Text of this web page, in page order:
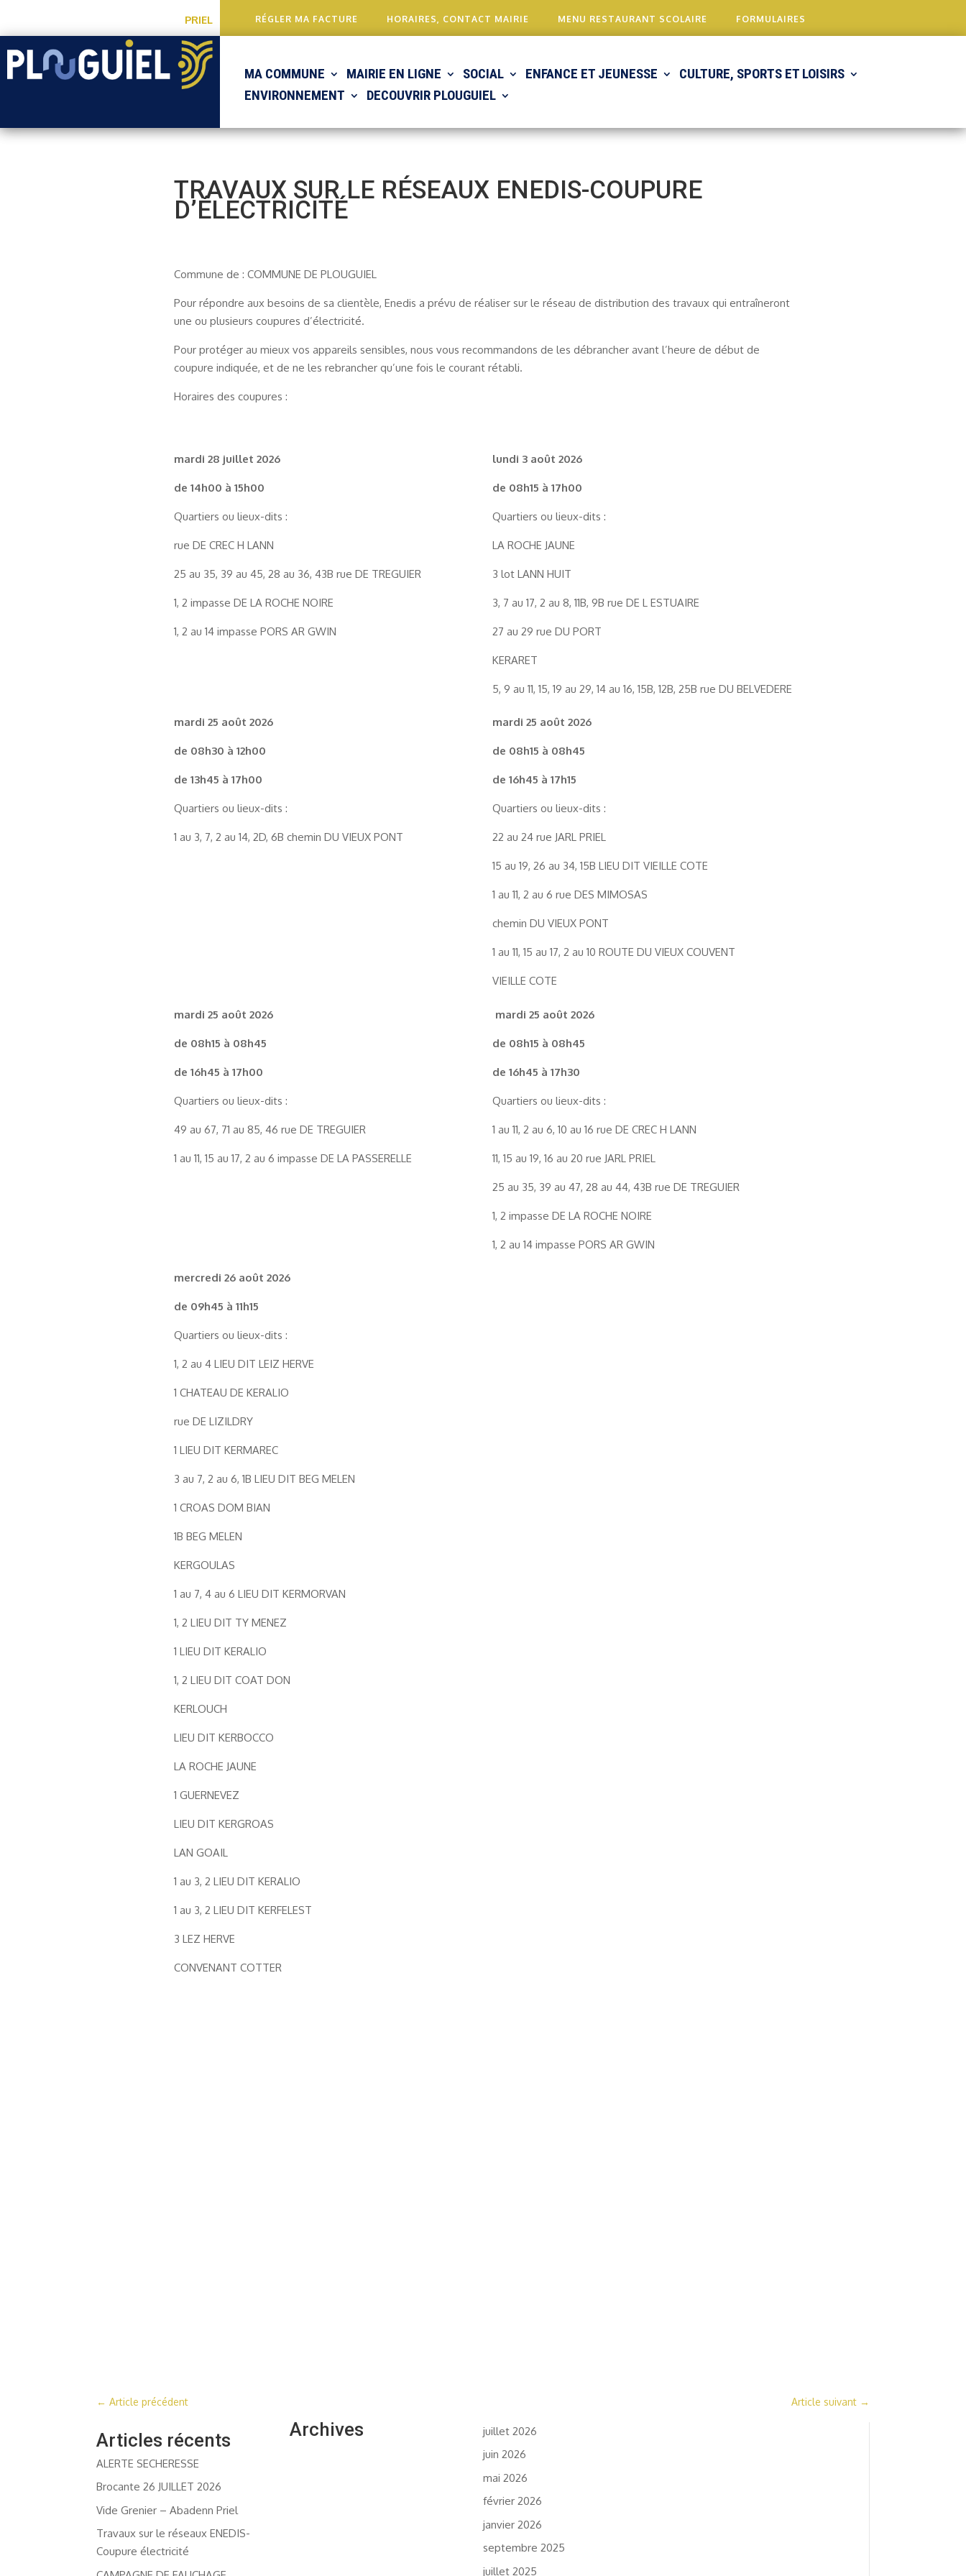
PRIEL RÉGLER MA FACTURE HORAIRES, CONTACT MAIRIE MENU RESTAURANT SCOLAIRE FORMULAIRES
MA COMMUNE MAIRIE EN LIGNE SOCIAL ENFANCE ET JEUNESSE
CULTURE, SPORTS ET LOISIRS
ENVIRONNEMENT
DECOUVRIR PLOUGUIEL
TRAVAUX SUR LE RÉSEAUX ENEDIS-COUPURE
D’ÉLECTRICITÉ
Commune de : COMMUNE DE PLOUGUIEL
Pour répondre aux besoins de sa clientèle, Enedis a prévu de réaliser sur le réseau de distribution des travaux qui entraîneront
une ou plusieurs coupures d’électricité.
Pour protéger au mieux vos appareils sensibles, nous vous recommandons de les débrancher avant l’heure de début de
coupure indiquée, et de ne les rebrancher qu’une fois le courant rétabli.
Horaires des coupures :
mardi 28 juillet 2026
de 14h00 à 15h00
Quartiers ou lieux-dits :
rue DE CREC H LANN
25 au 35, 39 au 45, 28 au 36, 43B rue DE TREGUIER
1, 2 impasse DE LA ROCHE NOIRE
1, 2 au 14 impasse PORS AR GWIN
lundi 3 août 2026
de 08h15 à 17h00
Quartiers ou lieux-dits :
LA ROCHE JAUNE
3 lot LANN HUIT
3, 7 au 17, 2 au 8, 11B, 9B rue DE L ESTUAIRE
27 au 29 rue DU PORT
KERARET
5, 9 au 11, 15, 19 au 29, 14 au 16, 15B, 12B, 25B rue DU BELVEDERE
mardi 25 août 2026
de 08h30 à 12h00
de 13h45 à 17h00
Quartiers ou lieux-dits :
1 au 3, 7, 2 au 14, 2D, 6B chemin DU VIEUX PONT
mardi 25 août 2026
de 08h15 à 08h45
de 16h45 à 17h15
Quartiers ou lieux-dits :
22 au 24 rue JARL PRIEL
15 au 19, 26 au 34, 15B LIEU DIT VIEILLE COTE
1 au 11, 2 au 6 rue DES MIMOSAS
chemin DU VIEUX PONT
1 au 11, 15 au 17, 2 au 10 ROUTE DU VIEUX COUVENT
VIEILLE COTE
mardi 25 août 2026
de 08h15 à 08h45
de 16h45 à 17h00
Quartiers ou lieux-dits :
49 au 67, 71 au 85, 46 rue DE TREGUIER
1 au 11, 15 au 17, 2 au 6 impasse DE LA PASSERELLE
mardi 25 août 2026
de 08h15 à 08h45
de 16h45 à 17h30
Quartiers ou lieux-dits :
1 au 11, 2 au 6, 10 au 16 rue DE CREC H LANN
11, 15 au 19, 16 au 20 rue JARL PRIEL
25 au 35, 39 au 47, 28 au 44, 43B rue DE TREGUIER
1, 2 impasse DE LA ROCHE NOIRE
1, 2 au 14 impasse PORS AR GWIN
mercredi 26 août 2026
de 09h45 à 11h15
Quartiers ou lieux-dits :
1, 2 au 4 LIEU DIT LEIZ HERVE
1 CHATEAU DE KERALIO
rue DE LIZILDRY
1 LIEU DIT KERMAREC
3 au 7, 2 au 6, 1B LIEU DIT BEG MELEN
1 CROAS DOM BIAN
1B BEG MELEN
KERGOULAS
1 au 7, 4 au 6 LIEU DIT KERMORVAN
1, 2 LIEU DIT TY MENEZ
1 LIEU DIT KERALIO
1, 2 LIEU DIT COAT DON
KERLOUCH
LIEU DIT KERBOCCO
LA ROCHE JAUNE
1 GUERNEVEZ
LIEU DIT KERGROAS
LAN GOAIL
1 au 3, 2 LIEU DIT KERALIO
1 au 3, 2 LIEU DIT KERFELEST
3 LEZ HERVE
CONVENANT COTTER
←Article précédent Article suivant→
Articles récents
ALERTE SECHERESSE
Brocante 26 JUILLET 2026
Vide Grenier – Abadenn Priel
Travaux sur le réseaux ENEDIS-
Coupure électricité
Archives
juillet 2026
juin 2026
mai 2026
février 2026
janvier 2026
septembre 2025
juillet 2025